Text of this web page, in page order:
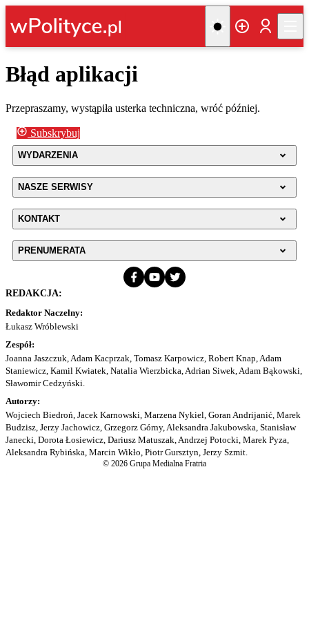
Błąd aplikacji
Przepraszamy, wystąpiła usterka techniczna, wróć później.
Subskrybuj
WYDARZENIA
NASZE SERWISY
KONTAKT
PRENUMERATA
REDAKCJA:
Redaktor Naczelny:
Łukasz Wróblewski
Zespół:
Joanna Jaszczuk, Adam Kacprzak, Tomasz Karpowicz, Robert Knap, Adam
Staniewicz, Kamil Kwiatek, Natalia Wierzbicka, Adrian Siwek, Adam Bąkowski,
Sławomir Cedzyński.
Autorzy:
Wojciech Biedroń, Jacek Karnowski, Marzena Nykiel, Goran Andrijanić, Marek
Budzisz, Jerzy Jachowicz, Grzegorz Górny, Aleksandra Jakubowska, Stanisław
Janecki, Dorota Łosiewicz, Dariusz Matuszak, Andrzej Potocki, Marek Pyza,
Aleksandra Rybińska, Marcin Wikło, Piotr Gursztyn, Jerzy Szmit.
© 2026 Grupa Medialna Fratria